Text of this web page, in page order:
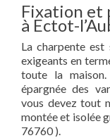
Fixation et
à Ectot-
La charpente est
exigeants en
toute la
épargnée des
vous devez tout
montée et isolée
76760 ).